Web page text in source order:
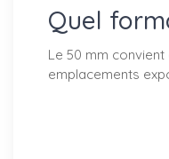
Quel
Le 50 mm
emplacements